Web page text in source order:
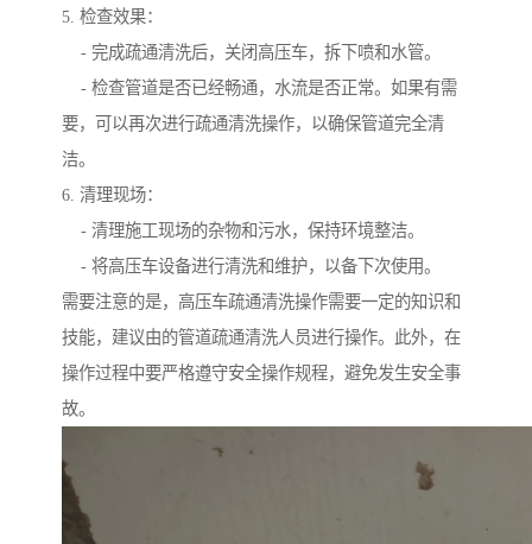
5. 检查效果：
- 完成疏通清洗后，关闭高压车，拆下喷和水管。
- 检查管道是否已经畅通，水流是否正常。如果有需
要，可以再次进行疏通清洗操作，以确保管道完全清
洁。
6. 清理现场：
- 清理施工现场的杂物和污水，保持环境整洁。
- 将高压车设备进行清洗和维护，以备下次使用。
需要注意的是，高压车疏通清洗操作需要一定的知识和
技能，建议由的管道疏通清洗人员进行操作。此外，在
操作过程中要严格遵守安全操作规程，避免发生安全事
故。